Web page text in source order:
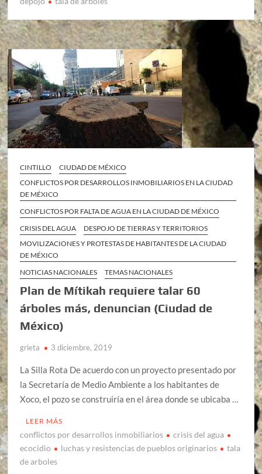
CINTILLO
CIUDAD DE MÉXICO
CONFLICTOS POR DESARROLLOS INMOBILIARIOS EN LA CIUDAD
DE MÉXICO
CONFLICTOS POR FALTA DE AGUA EN LA CIUDAD DE MÉXICO
CRISIS DEL AGUA
DESPOJO DE TIERRAS Y TERRITORIOS
MOVILIZACIONES Y PROTESTAS DE HABITANTES DE LA CIUDAD
DE MÉXICO
NOTICIAS NACIONALES
TEMAS NACIONALES
Plan de Mítikah requiere talar 60
árboles más, denuncian (Ciudad de
México)
grieta 3 diciembre, 2019
La Silla Rota De acuerdo con un proyecto presentado por
la Secretaría de Medio Ambiente a los habitantes de
Xoco, el pozo se construiría en el área donde se ubicaba …
LEER MÁS
conflictos por desarrollos inmobiliarios
crisis del agua
ecocidio
luchas y resistencias de pueblos originarios
tala
de arboles